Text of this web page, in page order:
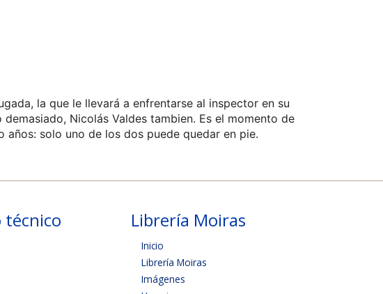
la que le llevará a enfrentarse al inspector en su
Nicolás Valdes tambien. Es el momento de
solo uno de los dos puede quedar en pie.
técnico Librería Moiras
Inicio
Librería Moiras
Imágenes